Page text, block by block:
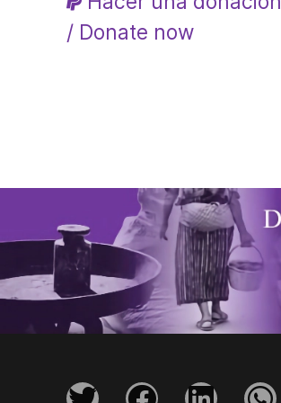
/ Donate now